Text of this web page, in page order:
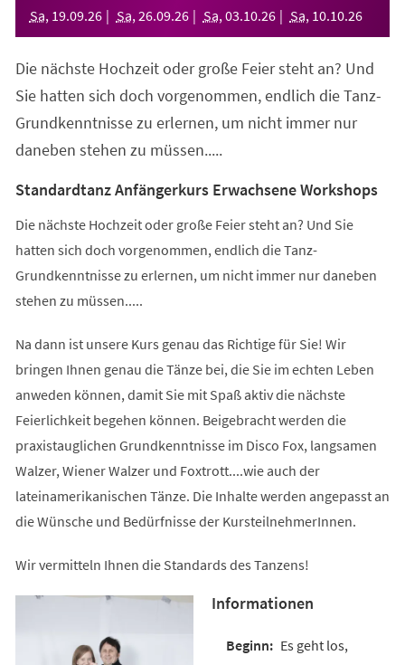
Sa, 19.09.26 Sa, 26.09.26 Sa, 03.10.26 Sa, 10.10.26
Die nächste Hochzeit oder große Feier steht an? Und
Sie hatten sich doch vorgenommen, endlich die Tanz-
Grundkenntnisse zu erlernen, um nicht immer nur
daneben stehen zu müssen.....
Standardtanz Anfängerkurs Erwachsene Workshops
Die nächste Hochzeit oder große Feier steht an? Und Sie
hatten sich doch vorgenommen, endlich die Tanz-
Grundkenntnisse zu erlernen, um nicht immer nur daneben
stehen zu müssen.....
Na dann ist unsere Kurs genau das Richtige für Sie! Wir
bringen Ihnen genau die Tänze bei, die Sie im echten Leben
anweden können, damit Sie mit Spaß aktiv die nächste
Feierlichkeit begehen können. Beigebracht werden die
praxistauglichen Grundkenntnisse im Disco Fox, langsamen
Walzer, Wiener Walzer und Foxtrott....wie auch der
lateinamerikanischen Tänze. Die Inhalte werden angepasst an
die Wünsche und Bedürfnisse der KursteilnehmerInnen.
Wir vermitteln Ihnen die Standards des Tanzens!
Informationen
Es geht los,